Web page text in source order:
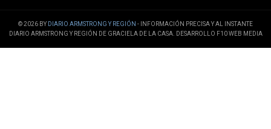
© 2026 BY DIARIO ARMSTRONG Y REGIÓN - INFORMACIÓN PRECISA Y AL INSTANTE
DIARIO ARMSTRONG Y REGIÓN DE GRACIELA DE LA CASA. DESARROLLO F10 WEB MEDIA